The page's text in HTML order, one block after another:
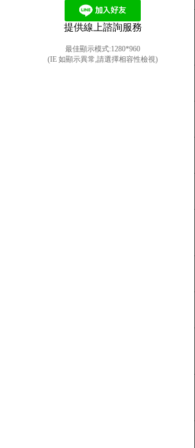
提供線上諮詢服務
最佳顯示模式:1280*960
(IE 如顯示異常,請選擇相容性檢視)